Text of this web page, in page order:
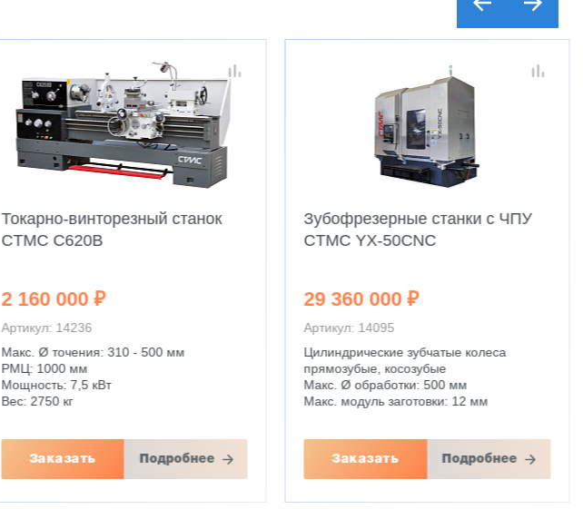
Токарно-винторезный станок
CTMC C620B
2 160 000 ₽
Артикул: 14236
Макс. Ø точения: 310 - 500 мм
РМЦ: 1000 мм
Мощность: 7,5 кВт
Вес: 2750 кг
Заказать Подробнее
Зубофрезерные станки с ЧПУ
CTMC YX-50CNC
29 360 000 ₽
Артикул: 14095
Цилиндрические зубчатые колеса
прямозубые, косозубые
Макс. Ø обработки: 500 мм
Макс. модуль заготовки: 12 мм
Заказать Подробнее